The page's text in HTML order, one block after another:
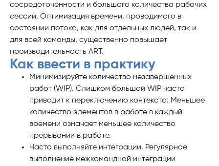
сосредоточенности и большого количества рабочих
сессий. Оптимизация времени, проводимого в
состоянии потока, как для отдельных людей, так и
для всей команды, существенно повышает
производительность ART.
Как ввести в практику
Минимизируйте количество незавершенных
работ (WIP). Слишком большой WIP часто
приводит к переключению контекста. Меньшее
количество элементов в работе в каждый
времени означает меньшее количество
прерываний в работе.
Часто выполняйте интеграции. Регулярное
выполнение межкомандной интеграции